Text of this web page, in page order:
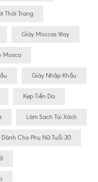
Thời Trang
Giày Moccas Itlay
Mosca
Giày Nhập Khẩu
Kẹp Tiền Da
Làm Sạch Túi Xách
Dành Cho Phụ Nữ Tuổi 30